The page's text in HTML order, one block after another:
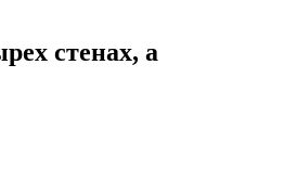
стенах, а